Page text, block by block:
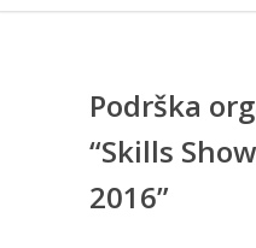
Podrška
“Skills
2016”